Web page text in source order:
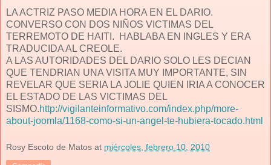
LA ACTRIZ PASO MEDIA HORA EN EL DARIO.
CONVERSO CON DOS NIÑOS VICTIMAS DEL
TERREMOTO DE HAITI. HABLABA EN INGLES Y ERA
TRADUCIDA AL CREOLE.
A LAS AUTORIDADES DEL DARIO SOLO LES DECIAN
QUE TENDRIAN UNA VISITA MUY IMPORTANTE, SIN
REVELAR QUE SERIA LA JOLIE QUIEN IRIA A CONOCER
EL ESTADO DE LAS VICTIMAS DEL
SISMO.http://vigilanteinformativo.com/index.php/more-
about-joomla/1168-como-si-un-angel-te-hubiera-tocado.html
Rosy Escoto de Matos at miércoles, febrero 10, 2010